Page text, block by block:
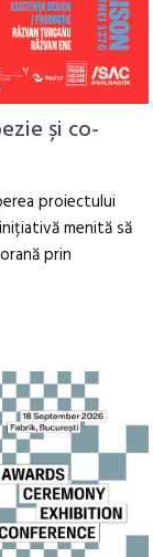
și co-
proiectului
menită să
prin